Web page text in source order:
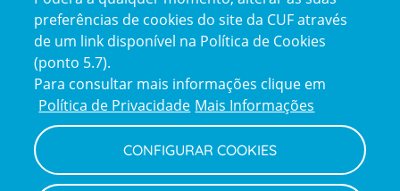
Reclamações
e
elogios
Política de Privacidade e Cookies
preferências de cookies do site da CUF através
de um link disponível na Política de Cookies
(ponto 5.7).
Para consultar mais informações clique em
Política de Privacidade Mais Informações
CONFIGURAR COOKIES